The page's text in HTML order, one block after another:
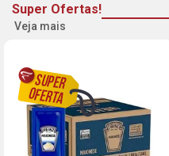
Super Ofertas!
Veja mais